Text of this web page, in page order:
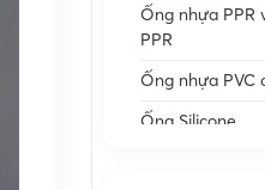
Ống nhựa PPR
PPR
Ống nhựa PVC
Ống Silicone